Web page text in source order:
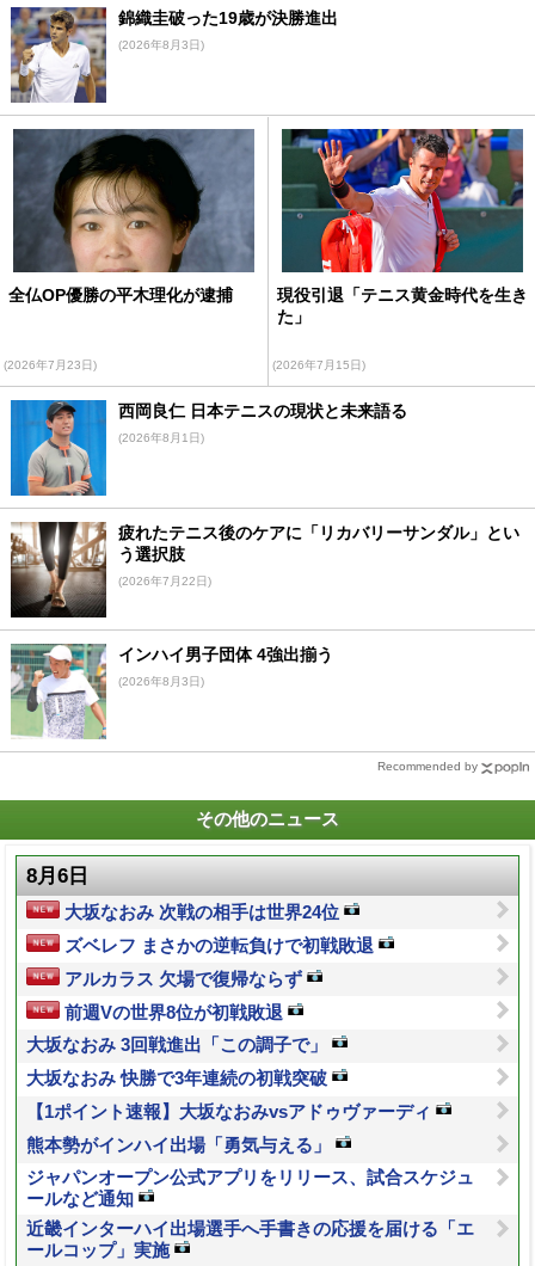
錦織圭破った19歳が決勝進出
(2026年8月3日)
全仏OP優勝の平木理化が逮捕
(2026年7月23日)
現役引退「テニス黄金時代を生き
た」
(2026年7月15日)
西岡良仁 日本テニスの現状と未来語る
(2026年8月1日)
疲れたテニス後のケアに「リカバリーサンダル」とい
う選択肢
(2026年7月22日)
インハイ男子団体 4強出揃う
(2026年8月3日)
Recommended by
その他のニュース
8月6日
大坂なおみ 次戦の相手は世界24位
ズベレフ まさかの逆転負けで初戦敗退
アルカラス 欠場で復帰ならず
前週Vの世界8位が初戦敗退
大坂なおみ 3回戦進出「この調子で」
大坂なおみ 快勝で3年連続の初戦突破
【1ポイント速報】大坂なおみvsアドゥヴァーディ
熊本勢がインハイ出場「勇気与える」
ジャパンオープン公式アプリをリリース、試合スケジュ
ールなど通知
近畿インターハイ出場選手へ手書きの応援を届ける「エ
ールコップ」実施